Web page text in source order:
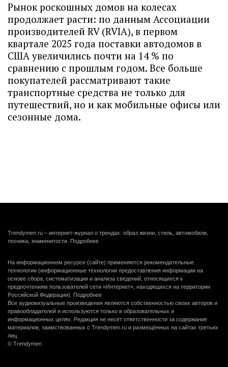
Рынок роскошных домов на колесах
продолжает расти: по данным Ассоциации
производителей RV (RVIA), в первом
квартале 2025 года поставки автодомов в
США увеличились почти на 14 % по
сравнению с прошлым годом. Все больше
покупателей рассматривают такие
транспортные средства не только для
путешествий, но и как мобильные офисы или
сезонные дома.
Trendymen.ru – интернет-журнал о трендах: образ жизни, стиль, автомобили,
техника, знаменитости.
Подробнее
На информационном ресурсе (сайте) применяются рекомендательные
технологии (информационные технологии предоставления информации на
основе сбора, систематизации и анализа сведений, относящихся к
предпочтениям пользователей сети «Интернет», находящихся на территории
Российской Федерации).
Подробнее
Все аудиовизуальные произведения являются собственностью своих авторов и
правообладателей и используются только в образовательных и
информационных целях. Редакция не несёт ответственности за содержание
материалов, заимствованных с Trendymen.ru и размещённых на сайтах третьих
лиц.
© Trendymen